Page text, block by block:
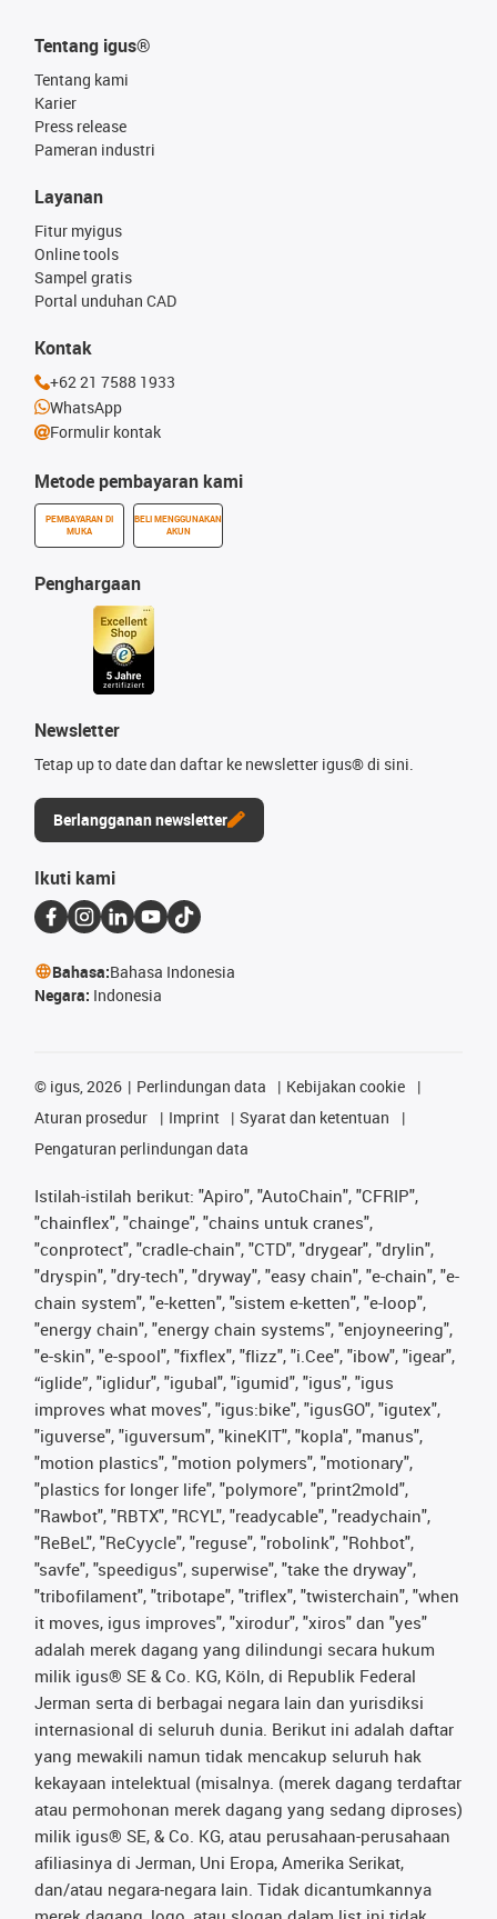
Tentang igus®
Tentang kami
Karier
Press release
Pameran industri
Metode pembayaran kami
PEMBAYARAN DI
MUKA
BELI MENGGUNAKAN
AKUN
Layanan
Fitur myigus
Online tools
Sampel gratis
Portal unduhan CAD
Penghargaan
Newsletter
Tetap up to date dan daftar ke newsletter igus® di sini.
Berlangganan newsletter
Kontak
+62 21 7588 1933
WhatsApp
Formulir kontak
Ikuti kami
Bahasa:Bahasa Indonesia
Negara: Indonesia
© igus, 2026 Perlindungan data
Kebijakan cookie
Aturan prosedur
Imprint
Syarat dan ketentuan
Pengaturan perlindungan data
Istilah-istilah berikut: "Apiro", "AutoChain", "CFRIP",
"chainflex", "chainge", "chains untuk cranes",
"conprotect", "cradle-chain", "CTD", "drygear", "drylin",
"dryspin", "dry-tech", "dryway", "easy chain", "e-chain", "e-
chain system", "e-ketten", "sistem e-ketten", "e-loop",
"energy chain", "energy chain systems", "enjoyneering",
"e-skin", "e-spool", "fixflex", "flizz", "i.Cee", "ibow", "igear",
“iglide”, "iglidur", "igubal", "igumid", "igus", "igus
improves what moves", "igus:bike", "igusGO", "igutex",
"iguverse", "iguversum", "kineKIT", "kopla", "manus",
"motion plastics", "motion polymers", "motionary",
"plastics for longer life", "polymore", "print2mold",
"Rawbot", "RBTX", "RCYL", "readycable", "readychain",
"ReBeL", "ReCyycle", "reguse", "robolink", "Rohbot",
"savfe", "speedigus", superwise", "take the dryway",
"tribofilament", "tribotape", "triflex", "twisterchain", "when
it moves, igus improves", "xirodur", "xiros" dan "yes"
adalah merek dagang yang dilindungi secara hukum
milik igus® SE & Co. KG, Köln, di Republik Federal
Jerman serta di berbagai negara lain dan yurisdiksi
internasional di seluruh dunia. Berikut ini adalah daftar
yang mewakili namun tidak mencakup seluruh hak
kekayaan intelektual (misalnya. (merek dagang terdaftar
atau permohonan merek dagang yang sedang diproses)
milik igus® SE, & Co. KG, atau perusahaan-perusahaan
afiliasinya di Jerman, Uni Eropa, Amerika Serikat,
dan/atau negara-negara lain. Tidak dicantumkannya